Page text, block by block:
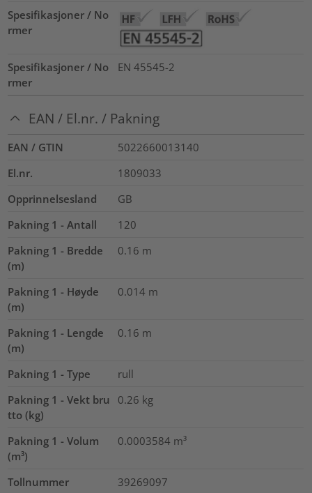
Spesifikasjoner / No
rmer
Spesifikasjoner / No
rmer
EN 45545-2
EAN / El.nr. / Pakning
EAN / GTIN
5022660013140
El.nr.
1809033
Opprinnelsesland
GB
Pakning 1 - Antall
120
Pakning 1 - Bredde
(m)
0.16 m
Pakning 1 - Høyde
(m)
0.014 m
Pakning 1 - Lengde
(m)
0.16 m
Pakning 1 - Type
rull
Pakning 1 - Vekt bru
tto (kg)
0.26 kg
Pakning 1 - Volum
(m³)
0.0003584 m³
Tollnummer 39269097